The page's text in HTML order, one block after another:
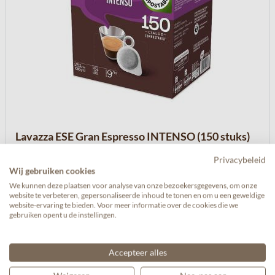
Lavazza ESE Gran Espresso INTENSO (150 stuks)
Privacybeleid
Wij gebruiken cookies
We kunnen deze plaatsen voor analyse van onze bezoekersgegevens, om onze
website te verbeteren, gepersonaliseerde inhoud te tonen en om u een geweldige
website-ervaring te bieden. Voor meer informatie over de cookies die we
gebruiken opent u de instellingen.
Accepteer alles